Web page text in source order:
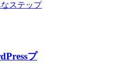
ステップ
プ